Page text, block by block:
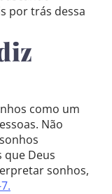
por trás dessa
como um
Não
que Deus
sonhos,